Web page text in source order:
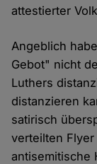
attestierter
Angeblich
Gebot" nicht
Luthers
distanzieren
satirisch
verteilten
antisemitische